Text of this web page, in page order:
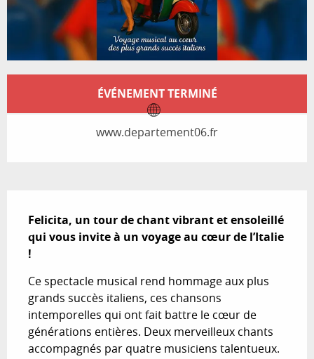
Ouverture et coordonnées
ÉVÉNEMENT TERMINÉ
www.departement06.fr
Felicita, un tour de chant vibrant et ensoleillé
qui vous invite à un voyage au cœur de l’Italie
!
Ce spectacle musical rend hommage aux plus
grands succès italiens, ces chansons
intemporelles qui ont fait battre le cœur de
générations entières. Deux merveilleux chants
accompagnés par quatre musiciens talentueux.